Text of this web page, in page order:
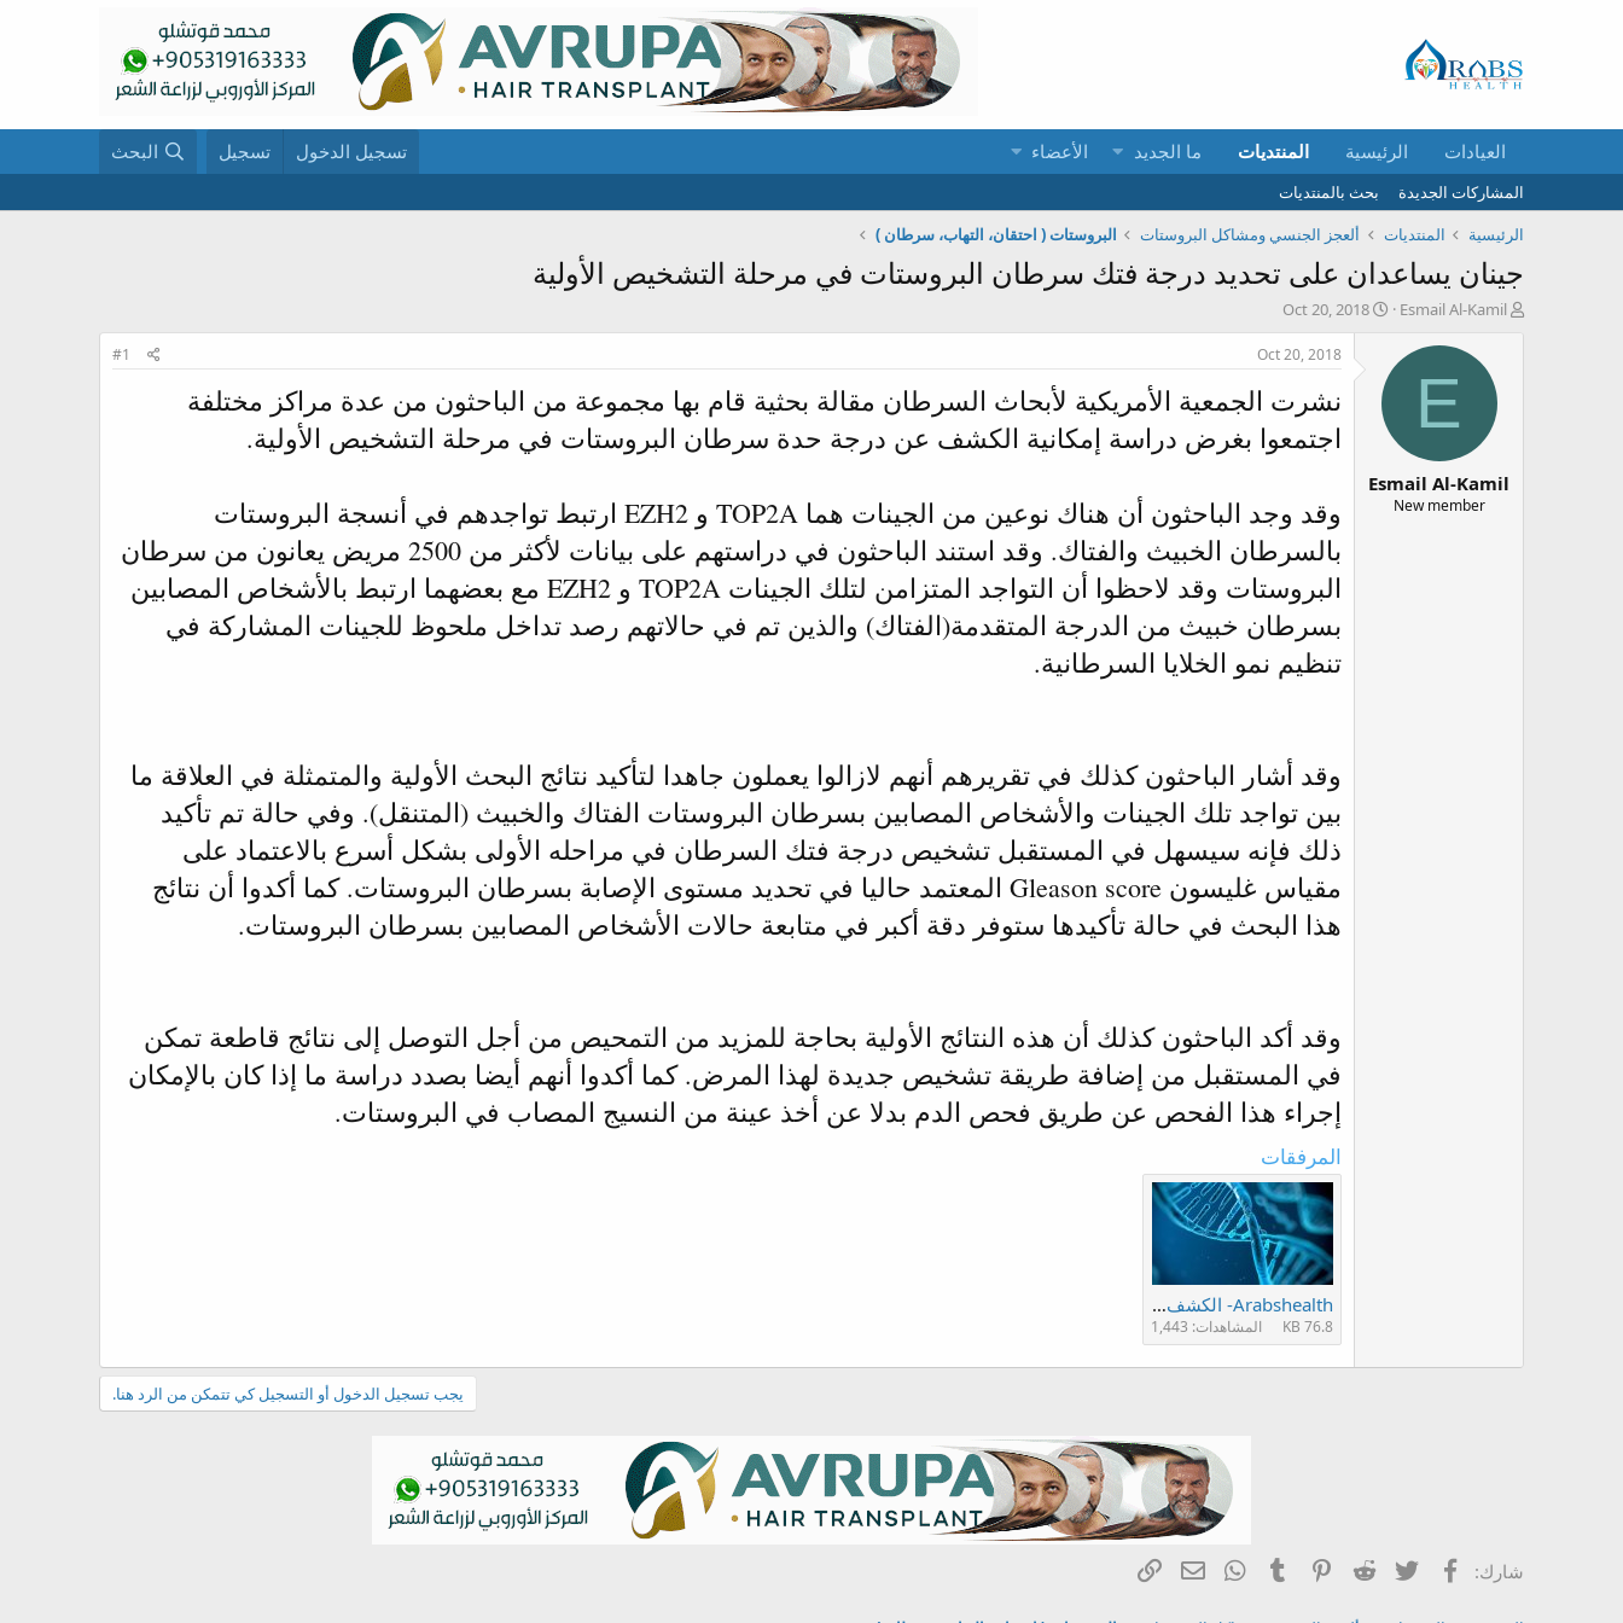
العيادات الرئيسية المنتديات ما الجديد الأعضاء تسجيل الدخول تسجيل البحث
المشاركات الجديدة
بحث بالمنتديات
الرئيسية
المنتديات ألعجز الجنسي ومشاكل البروستات البروستات ( احتقان، التهاب، سرطان )
جينان يساعدان على تحديد درجة فتك سرطان البروستات في مرحلة التشخيص الأولية
ب
ض
Esmail Al-Kamil
ت
د
Oct 20, 2018
E
Esmail Al-Kamil
New member
Oct 20, 2018
#1
نشرت الجمعية الأمريكية لأبحاث السرطان مقالة بحثية قام بها مجموعة من الباحثون من عدة مراكز مختلفة
اجتمعوا بغرض دراسة إمكانية الكشف عن درجة حدة سرطان البروستات في مرحلة التشخيص الأولية.
وقد وجد الباحثون أن هناك نوعين من الجينات هما TOP2A و EZH2 ارتبط تواجدهم في أنسجة البروستات
بالسرطان الخبيث والفتاك. وقد استند الباحثون في دراستهم على بيانات لأكثر من 2500 مريض يعانون من سرطان
البروستات وقد لاحظوا أن التواجد المتزامن لتلك الجينات TOP2A و EZH2 مع بعضهما ارتبط بالأشخاص المصابين
بسرطان خبيث من الدرجة المتقدمة(الفتاك) والذين تم في حالاتهم رصد تداخل ملحوظ للجينات المشاركة في
تنظيم نمو الخلايا السرطانية.
وقد أشار الباحثون كذلك في تقريرهم أنهم لازالوا يعملون جاهدا لتأكيد نتائج البحث الأولية والمتمثلة في العلاقة ما
بين تواجد تلك الجينات والأشخاص المصابين بسرطان البروستات الفتاك والخبيث (المتنقل). وفي حالة تم تأكيد
ذلك فإنه سيسهل في المستقبل تشخيص درجة فتك السرطان في مراحله الأولى بشكل أسرع بالاعتماد على
مقياس غليسون Gleason score المعتمد حاليا في تحديد مستوى الإصابة بسرطان البروستات. كما أكدوا أن نتائج
هذا البحث في حالة تأكيدها ستوفر دقة أكبر في متابعة حالات الأشخاص المصابين بسرطان البروستات.
وقد أكد الباحثون كذلك أن هذه النتائج الأولية بحاجة للمزيد من التمحيص من أجل التوصل إلى نتائج قاطعة تمكن
في المستقبل من إضافة طريقة تشخيص جديدة لهذا المرض. كما أكدوا أنهم أيضا بصدد دراسة ما إذا كان بالإمكان
إجراء هذا الفحص عن طريق فحص الدم بدلا عن أخذ عينة من النسيج المصاب في البروستات.
المرفقات
Arabshealth- الكشف- عن- درجة- فتك- سرطان- البروستات- في-- مرحلة- التشخيص- الأولية.jpg
76.8 KB المشاهدات: 1,443
يجب تسجيل الدخول أو التسجيل كي تتمكن من الرد هنا.
شارك: فيسبوك Twitter
Reddit
Pinterest
Tumblr
WhatsApp
البريد الإلكتروني
الرابط